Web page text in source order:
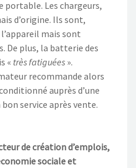
portable. Les chargeurs,
d’origine. Ils sont,
mais sont
De plus, la batterie des
« très fatiguées ».
recommande alors
auprès d’une
service après vente.
de création d’emplois,
sociale et